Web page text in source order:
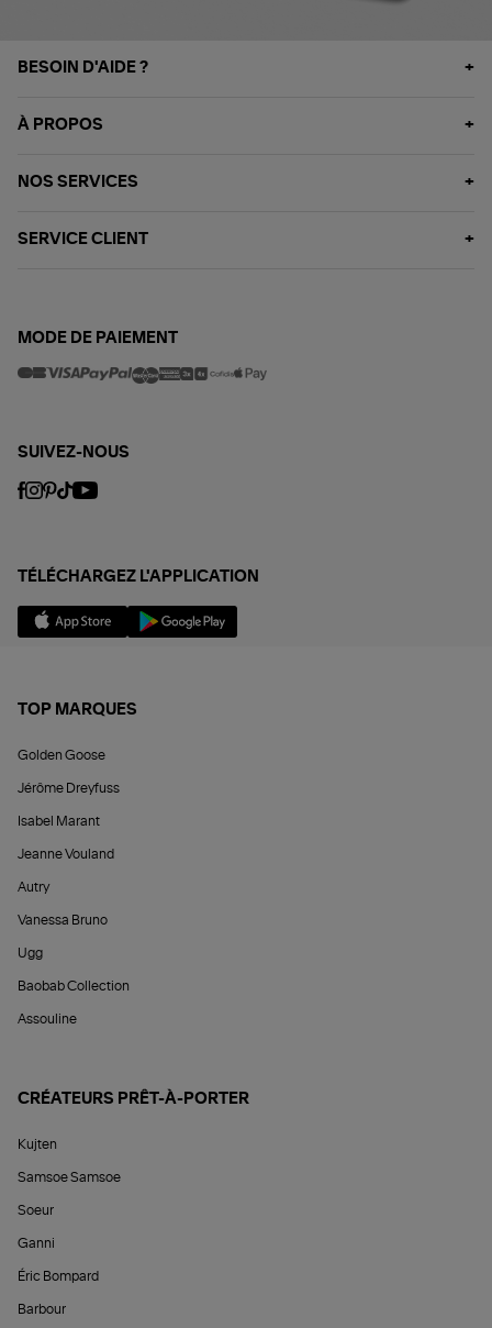
BESOIN D'AIDE ?
À PROPOS
NOS SERVICES
SERVICE CLIENT
MODE DE PAIEMENT
SUIVEZ-NOUS
TÉLÉCHARGEZ L'APPLICATION
TOP MARQUES
Golden Goose
Jérôme Dreyfuss
Isabel Marant
Jeanne Vouland
Autry
Vanessa Bruno
Ugg
Baobab Collection
Assouline
CRÉATEURS PRÊT-À-PORTER
Kujten
Samsoe Samsoe
Soeur
Ganni
Éric Bompard
Barbour